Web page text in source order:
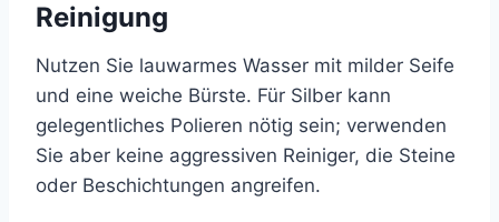
Reinigung
Nutzen Sie lauwarmes Wasser mit milder Seife
und eine weiche Bürste. Für Silber kann
gelegentliches Polieren nötig sein; verwenden
Sie aber keine aggressiven Reiniger, die Steine
oder Beschichtungen angreifen.